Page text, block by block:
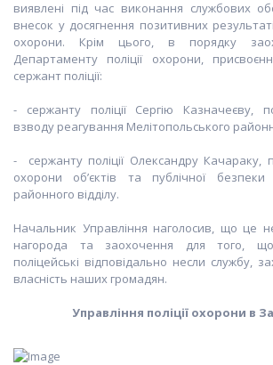
виявлені під час виконання службових
внесок у досягнення позитивних
охорони. Крім цього, в порядку
Департаменту поліції охорони,
сержант поліції:
- сержанту поліції Сергію Казначеєву,
взводу реагування Мелітопольського
- сержанту поліції Олександру Качараку,
охорони об’єктів та публічної безпеки
районного відділу.
Начальник Управління наголосив, що це
нагорода та заохочення для того,
поліцейські відповідально несли службу,
власність наших громадян.
Управління поліції охорони в